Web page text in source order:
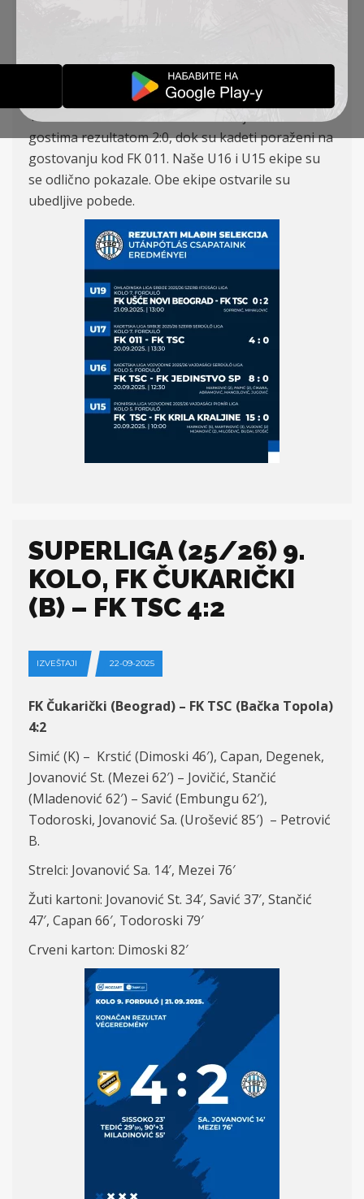
22-09-2025
Tokom vikenda naš omladinski tim je slavio u
gostima rezultatom 2:0, dok su kadeti poraženi na
gostovanju kod FK 011. Naše U16 i U15 ekipe su
se odlično pokazale. Obe ekipe ostvarile su
ubedljive pobede.
SUPERLIGA (25/26) 9.
KOLO, FK ČUKARIČKI
(B) – FK TSC 4:2
IZVEŠTAJI 22-09-2025
FK Čukarički (Beograd) – FK TSC (Bačka Topola)
4:2
Simić (K) – Krstić (Dimoski 46′), Capan, Degenek,
Jovanović St. (Mezei 62′) – Jovičić, Stančić
(Mladenović 62′) – Savić (Embungu 62′),
Todoroski, Jovanović Sa. (Urošević 85′) – Petrović
B.
Strelci: Jovanović Sa. 14′, Mezei 76′
Žuti kartoni: Jovanović St. 34′, Savić 37′, Stančić
47′, Capan 66′, Todoroski 79′
Crveni karton: Dimoski 82′